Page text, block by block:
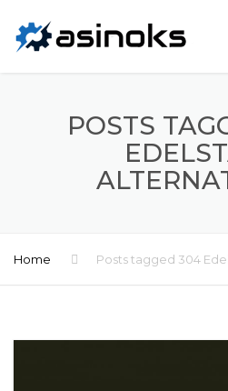
POSTS
Home Posts tagged 304